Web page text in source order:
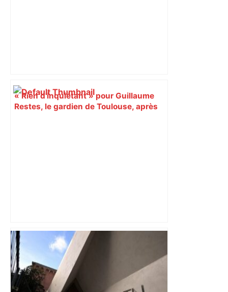
« Rien d'inquiétant » pour Guillaume
Restes, le gardien de Toulouse, après
ENTRETIEN. Municipales 2026 à
Toulouse : sous le feu des critiques,
Briançon assume son alliance avec
Piquemal, "ce n’est pas un accord de
postes" – ladepeche.fr